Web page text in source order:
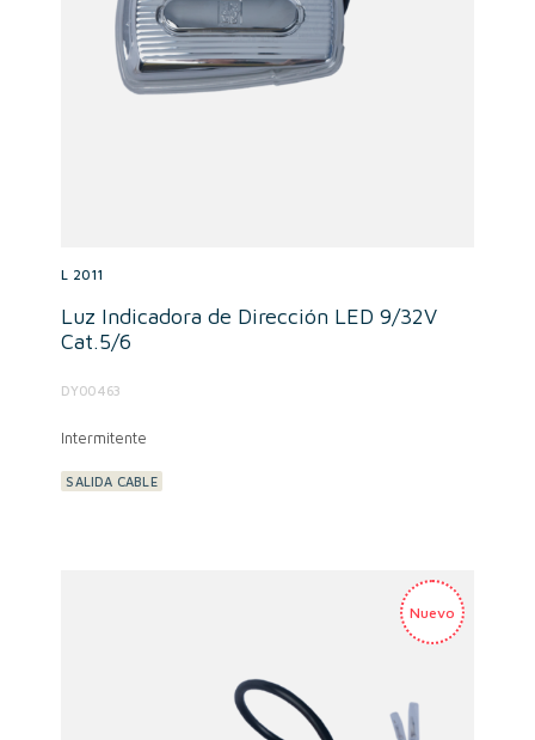
L 2011
Luz Indicadora de Dirección LED 9/32V
Cat.5/6
DY00463
Intermitente
SALIDA CABLE